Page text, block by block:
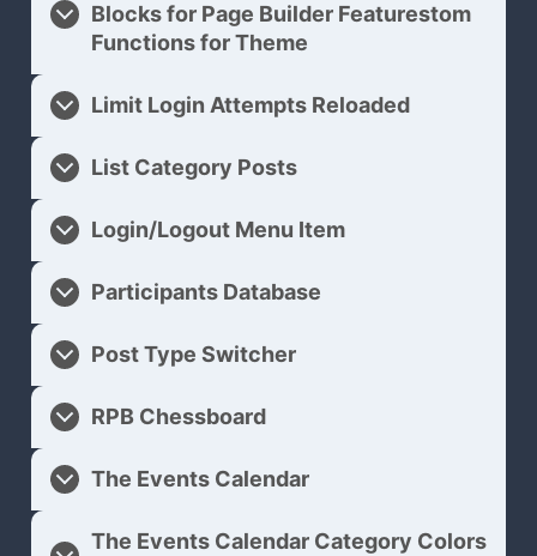
Blocks for Page Builder Featurestom
Functions for Theme
Limit Login Attempts Reloaded
List Category Posts
Login/Logout Menu Item
Participants Database
Post Type Switcher
RPB Chessboard
The Events Calendar
The Events Calendar Category Colors